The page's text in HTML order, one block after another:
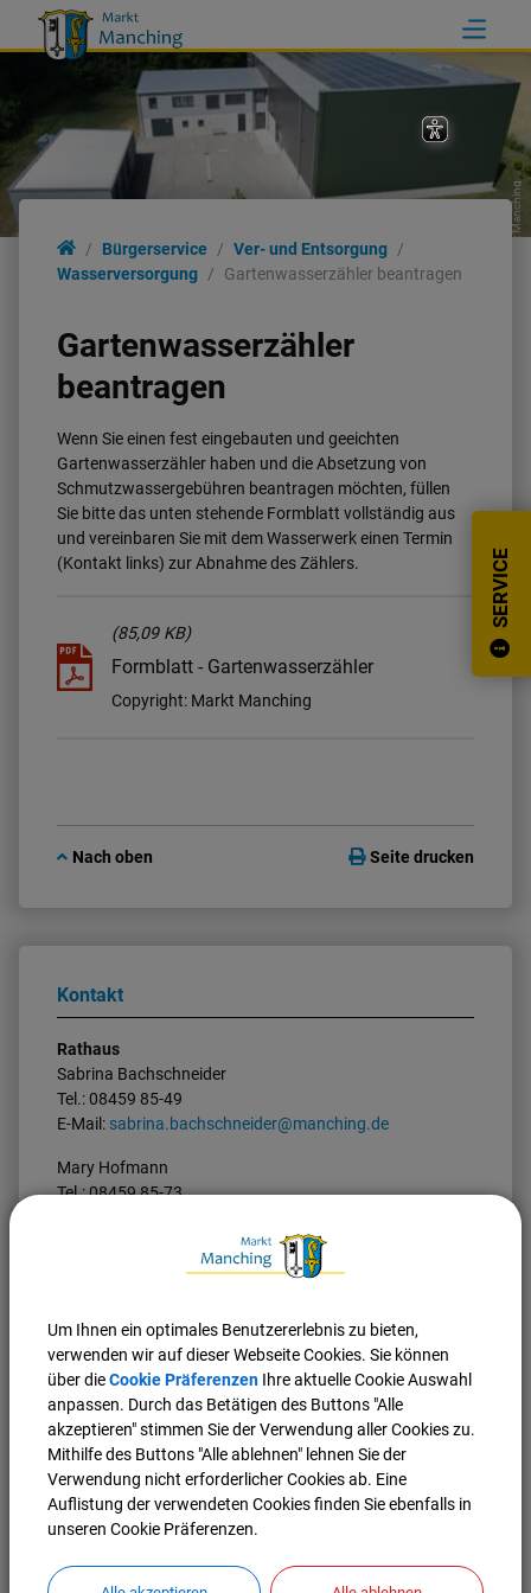
Ver- und Entsorgung
Bauhof
Wasserversorgung
Abwasserbeseitigung
Markt Manching
SERVICE
Kontakt
Rathaus
Sabrina Bachschneider
Tel.: 08459 85-49
E-Mail: sabrina.bachschneider@manching.de
Mary Hofmann
Tel.: 08459 85-73
Wasserwerk Markt Manching
Rufbereitschaft: 0172 8927799
Fax: 08459 323759
E-Mail:wasserwerk@manching.de
Römerstr. 20
85077 Manching
Dienstzeiten:
Montag - Donnerstag:
13.00 Uhr - 16.30 Uhr
Bürgerservice
Ver- und Entsorgung
Wasserversorgung
Gartenwasserzähler beantragen
Gartenwasserzähler
beantragen
Wenn Sie einen fest eingebauten und geeichten
Gartenwasserzähler haben und die Absetzung von
Schmutzwassergebühren beantragen möchten, füllen
Sie bitte das unten stehende Formblatt vollständig aus
und vereinbaren Sie mit dem Wasserwerk einen Termin
(Kontakt links) zur Abnahme des Zählers.
(85,09 KB)
Formblatt - Gartenwasserzähler
Copyright: Markt Manching
Nach oben Seite drucken
Um Ihnen ein optimales Benutzererlebnis zu bieten,
verwenden wir auf dieser Webseite Cookies. Sie können
über dieCookie Präferenzen Ihre aktuelle Cookie Auswahl
anpassen. Durch das Betätigen des Buttons "Alle
akzeptieren" stimmen Sie der Verwendung aller Cookies zu.
Mithilfe des Buttons "Alle ablehnen" lehnen Sie der
Verwendung nicht erforderlicher Cookies ab. Eine
Auflistung der verwendeten Cookies finden Sie ebenfalls in
unseren Cookie Präferenzen.